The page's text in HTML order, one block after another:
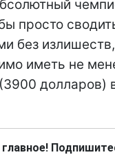
просто
без излишеств,
иметь не
долларов)
главное!